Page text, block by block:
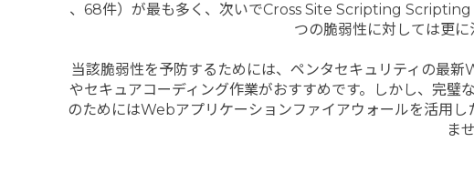
、68件）が最も多く、次いでCross Site Scripting Scripting
つの脆弱性に対しては更に
当該脆弱性を予防するためには、ペンタセキュリティの最
やセキュアコーディング作業がおすすめです。しかし、完璧
のためにはWebアプリケーションファイアウォールを活用
ま